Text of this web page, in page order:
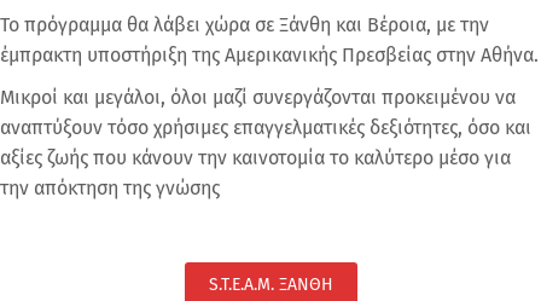
Το πρόγραμμα θα λάβει χώρα σε Ξάνθη και Βέροια, με την
έμπρακτη υποστήριξη της Αμερικανικής Πρεσβείας στην Αθήνα.
Μικροί και μεγάλοι, όλοι μαζί συνεργάζονται προκειμένου να
αναπτύξουν τόσο χρήσιμες επαγγελματικές δεξιότητες, όσο και
αξίες ζωής που κάνουν την καινοτομία το καλύτερο μέσο για
την απόκτηση της γνώσης
S.T.E.A.M. ΞΑΝΘΗ